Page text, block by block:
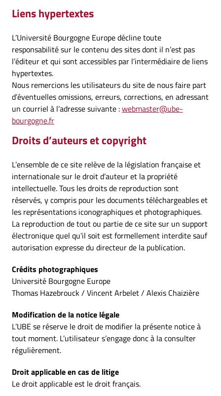
Liens hypertextes
L’Université Bourgogne Europe décline toute
responsabilité sur le contenu des sites dont il n’est pas
l’éditeur et qui sont accessibles par l’intermédiaire de liens
hypertextes.
Nous remercions les utilisateurs du site de nous faire part
d’éventuelles omissions, erreurs, corrections, en adressant
un courriel à l’adresse suivante :webmaster@ube-
bourgogne.fr
Droits d’auteurs et copyright
L’ensemble de ce site relève de la législation française et
internationale sur le droit d’auteur et la propriété
intellectuelle. Tous les droits de reproduction sont
réservés, y compris pour les documents téléchargeables et
les représentations iconographiques et photographiques.
La reproduction de tout ou partie de ce site sur un support
électronique quel qu’il soit est formellement interdite sauf
autorisation expresse du directeur de la publication.
Crédits photographiques
Université Bourgogne Europe
Thomas Hazebrouck / Vincent Arbelet / Alexis Chaizière
Modification de la notice légale
L’UBE se réserve le droit de modifier la présente notice à
tout moment. L’utilisateur s’engage donc à la consulter
régulièrement.
Droit applicable en cas de litige
Le droit applicable est le droit français.